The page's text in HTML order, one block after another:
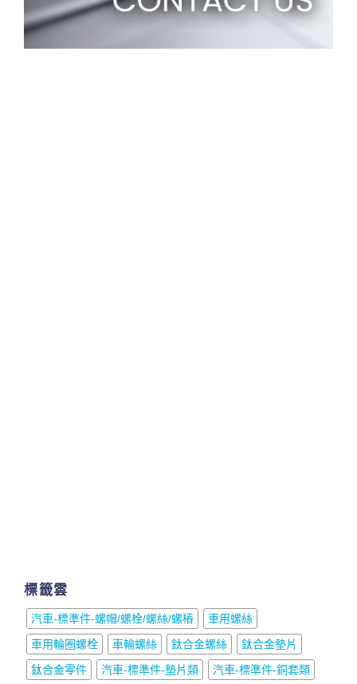
標籤雲
汽車-標準件-螺帽/螺栓/螺絲/螺樁
車用螺絲
車用輪圈螺栓
車輪螺絲 鈦合金螺絲
鈦合金墊片
鈦合金零件
汽車-標準件-墊片類 汽車-標準件-銅套類